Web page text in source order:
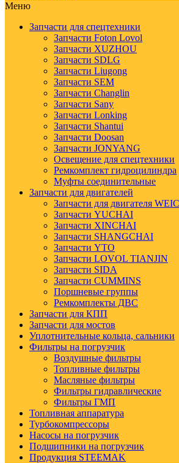
Меню
Запчасти для спецтехники
Запчасти Foton Lovol
Запчасти XUZHOU
Запчасти SDLG
Запчасти Liugong
Запчасти SEM
Запчасти Changlin
Запчасти Sany
Запчасти Lonking
Запчасти Shantui
Запчасти Doosan
Запчасти JONYANG
Освещение для спецтехники
Ремкомплект гидроцилиндра
Муфты соединительные
Запчасти для двигателей
Запчасти для двигателя
Запчасти YUCHAI
Запчасти XINCHAI
Запчасти SHANGCHAI
Запчасти YTO
Запчасти LOVOL TIANJIN
Запчасти SIDA
Запчасти CUMMINS
Поршневые группы
Ремкомплекты ДВС
Запчасти для КПП
Запчасти для мостов
Уплотнительные кольца, сальники
Фильтры на погрузчик
Воздушные фильтры
Топливные фильтры
Масляные фильтры
Фильтры гидравлические
Фильтры ГМП
Топливная аппаратура
Турбокомпрессоры
Насосы на погрузчик
Подшипники на погрузчик
Продукция STEEMAK